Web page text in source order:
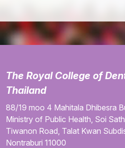
The Royal College of
Thailand
88/19 moo 4 Mahitala Dhibesra
Ministry of Public Health, Soi
Tiwanon Road, Talat Kwan
Nontraburi 11000